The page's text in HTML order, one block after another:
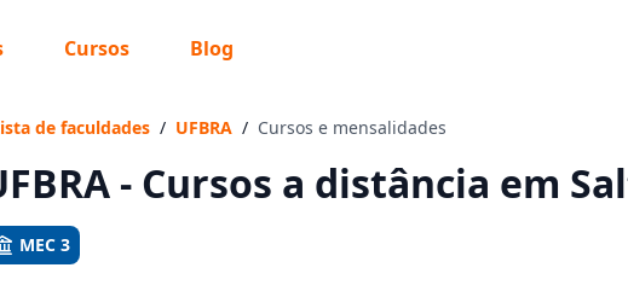
Cursos Blog
Vamos te guiar no caminho ideal para seus estudos
de faculdades / UFBRA / Cursos e mensalidades
- Cursos a distância em
MEC 3